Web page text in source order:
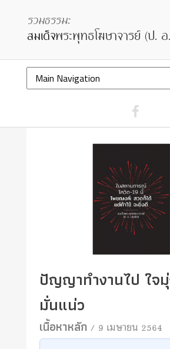
ปัญญาทำงานไป ใจ
มั่นแน่ว
เนื้อหาหลัก/ 9 เมษายน 2564